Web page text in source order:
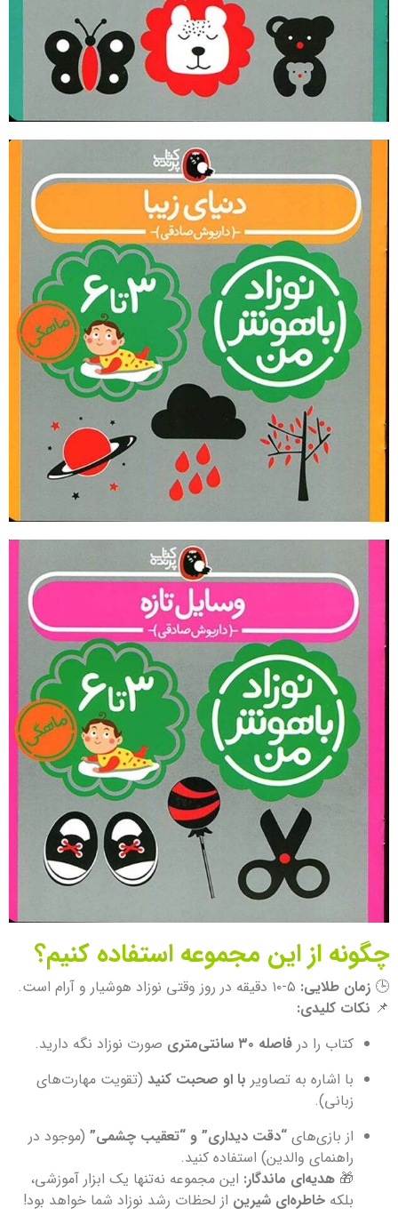
چگونه از این مجموعه استفاده کنیم؟
🕒 زمان طلایی:
📌 نکات کلیدی:
کتاب را در فاصله ۳۰ سانتی‌متری
صورت نوزاد نگه دارید.
با اشاره به تصاویر با او صحبت کنید (تقویت مهارت‌های
زبانی).
از بازی‌های “دقت دیداری” و “تعقیب چشمی” (موجود در
راهنمای والدین) استفاده کنید.
🎁 هدیه‌ای ماندگار: این مجموعه نه‌تنها یک ابزار آموزشی،
بلکه خاطره‌ای شیرین از لحظات رشد نوزاد شما خواهد بود!